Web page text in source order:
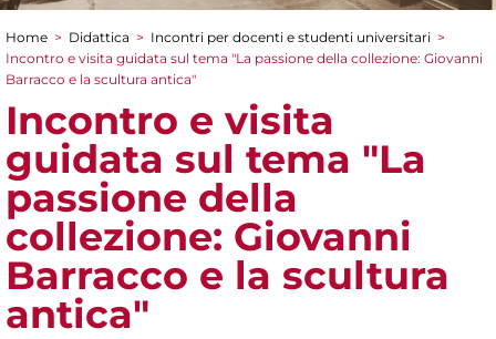
Tu sei qui
Home > Didattica > Incontri per docenti e studenti universitari >
Incontro e visita guidata sul tema "La passione della collezione: Giovanni
Barracco e la scultura antica"
Incontro e visita
guidata sul tema "La
passione della
collezione: Giovanni
Barracco e la scultura
antica"